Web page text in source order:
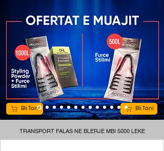
Bli Tani Bli Tani
TRANSPORT FALAS NE BLERJE MBI 5000 LEKE